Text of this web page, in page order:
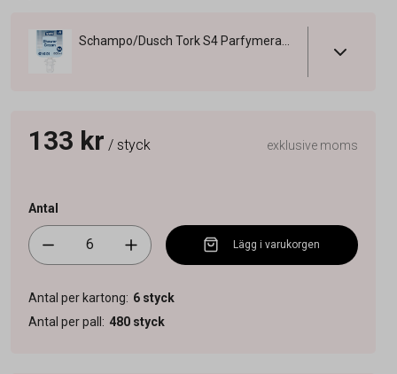
133 kr / styck exklusive moms
Antal
Lägg i varukorgen
Antal per kartong: 6 styck
Antal per pall : 480 styck